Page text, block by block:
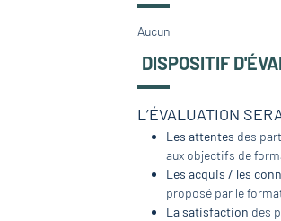
Aucun
DISPOSITIF
L’ÉVALUATION
Les attentes des
aux objectifs de
Les acquis / les
proposé par le
La satisfaction des